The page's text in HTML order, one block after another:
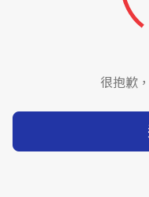
很抱歉